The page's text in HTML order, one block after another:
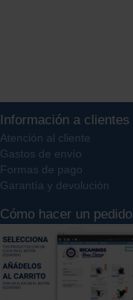
Información a clientes
Atención al cliente
Gastos de envío
Formas de pago
Garantía y devolución
Cómo hacer un pedido